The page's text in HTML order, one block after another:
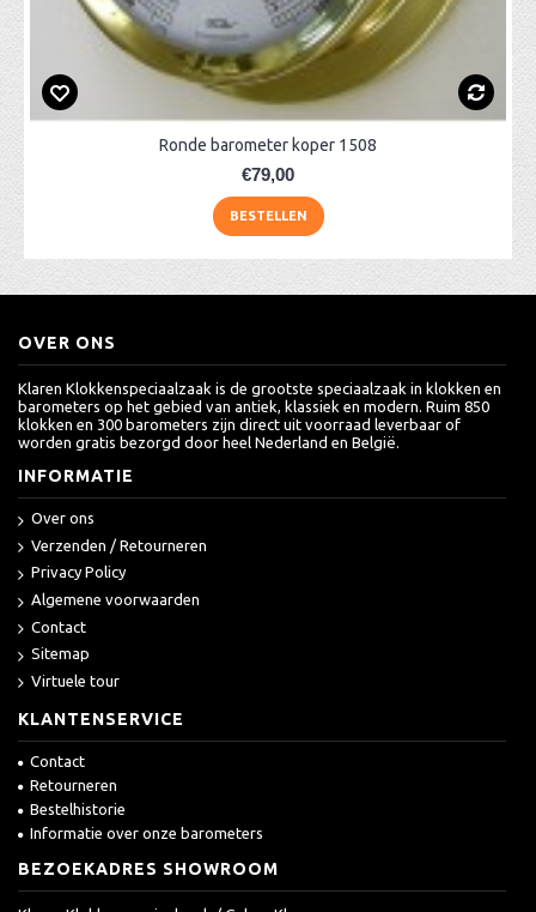
Ronde barometer koper 1508
€79,00
BESTELLEN
OVER ONS
Klaren Klokkenspeciaalzaak is de grootste speciaalzaak in klokken en
barometers op het gebied van antiek, klassiek en modern. Ruim 850
klokken en 300 barometers zijn direct uit voorraad leverbaar of
worden gratis bezorgd door heel Nederland en België.
INFORMATIE
Over ons
Verzenden / Retourneren
Privacy Policy
Algemene voorwaarden
Contact
Sitemap
Virtuele tour
KLANTENSERVICE
Contact
Retourneren
Bestelhistorie
Informatie over onze barometers
BEZOEKADRES SHOWROOM